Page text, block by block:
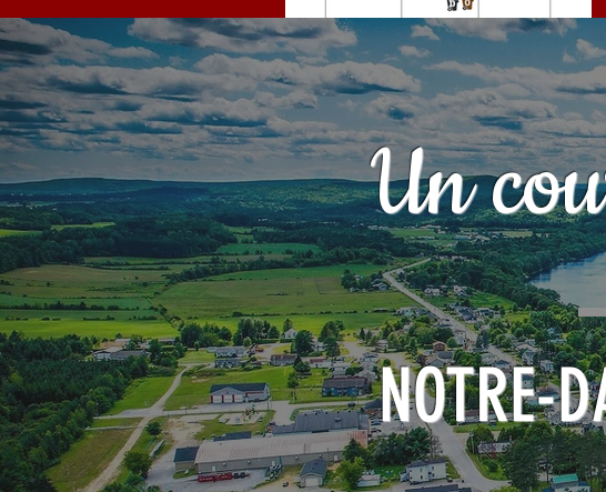
Calendrier JUILLET
Un
NOTRE-